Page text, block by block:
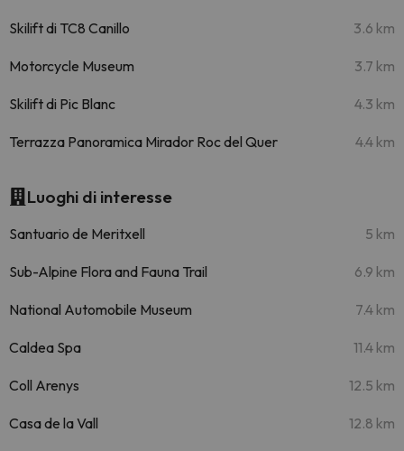
Skilift di TC8 Canillo 3.6 km
Motorcycle Museum 3.7 km
Skilift di Pic Blanc 4.3 km
Terrazza Panoramica Mirador Roc del Quer 4.4 km
Luoghi di interesse
Santuario de Meritxell 5 km
Sub-Alpine Flora and Fauna Trail 6.9 km
National Automobile Museum 7.4 km
Caldea Spa 11.4 km
Coll Arenys 12.5 km
Casa de la Vall 12.8 km